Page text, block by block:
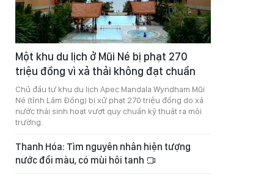
Một khu du lịch ở Mũi Né bị phạt 270
triệu đồng vì xả thải không đạt chuẩn
Chủ đầu tư khu du lịch Apec Mandala Wyndham Mũi
Né (tỉnh Lâm Đồng) bị xử phạt 270 triệu đồng do xả
nước thải sinh hoạt vượt quy chuẩn kỹ thuật ra môi
trường.
Thanh Hóa: Tìm nguyên nhân hiện tượng
nước đổi màu, có mùi hôi tanh